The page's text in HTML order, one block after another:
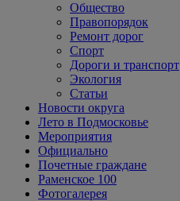
Общество
Правопорядок
Ремонт дорог
Спорт
Дороги и транспорт
Экология
Статьи
Новости округа
Лето в Подмосковье
Мероприятия
Официально
Почетные граждане
Раменское 100
Фотогалерея